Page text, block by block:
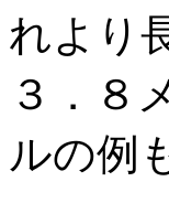
れより
３．８
ルの例